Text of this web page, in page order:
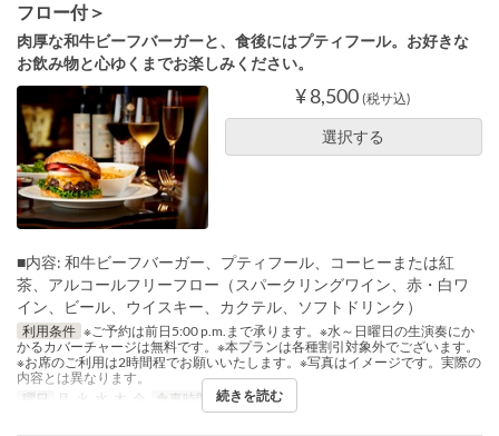
フロー付＞
肉厚な和牛ビーフバーガーと、食後にはプティフール。お好きな
お飲み物と心ゆくまでお楽しみください。
¥ 8,500 (税サ込)
選択する
■内容: 和牛ビーフバーガー、プティフール、コーヒーまたは紅
茶、アルコールフリーフロー（スパークリングワイン、赤・白ワ
イン、ビール、ウイスキー、カクテル、ソフトドリンク）
利用条件 ※ご予約は前日5:00 p.m.まで承ります。※水～日曜日の生演奏にか
かるカバーチャージは無料です。※本プランは各種割引対象外でございます。
※お席のご利用は2時間程でお願いいたします。※写真はイメージです。実際の
内容とは異なります。
曜日
月, 火, 水, 木, 金 食事時間 ディナー
続きを読む